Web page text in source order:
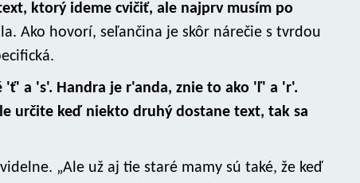
ktorý ideme cvičiť, ale najprv musím po
Ako hovorí, seľančina je skôr nárečie s tvrdou
'ť' a 's'. Handra je r'anda, znie to ako 'ľ' a 'r'.
určite keď niekto druhý dostane text, tak sa
„Ale už aj tie staré mamy sú také, že keď